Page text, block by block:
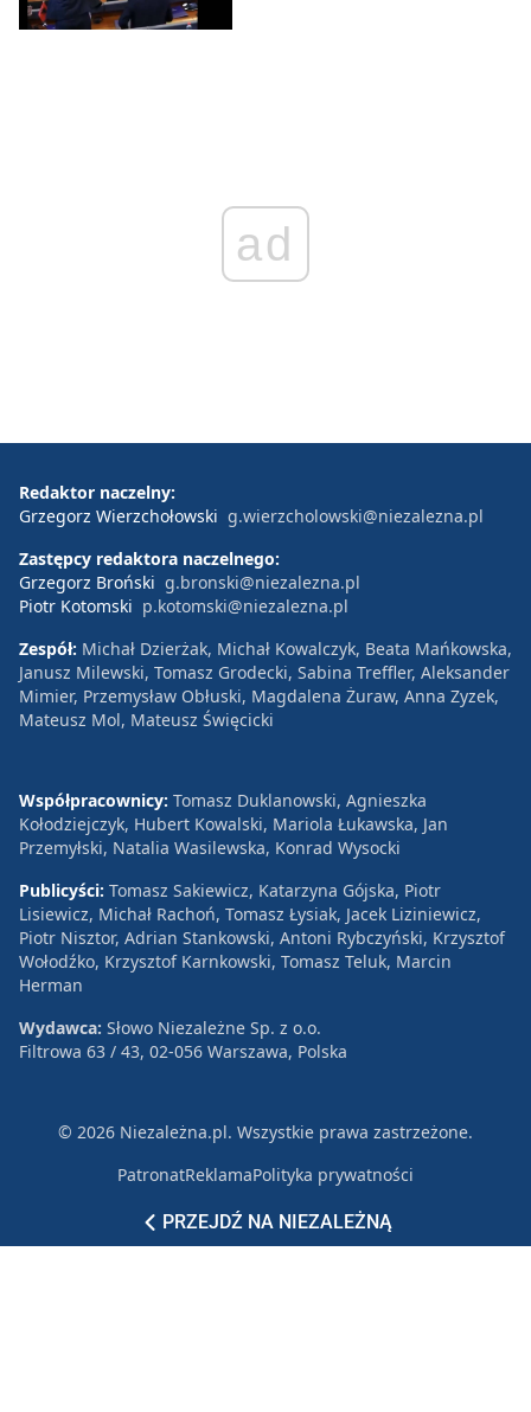
ad
PRZEJDŹ NA NIEZALEŻNĄ
Redaktor naczelny:
Grzegorz Wierzchołowski g.wierzcholowski@niezalezna.pl
Zastępcy redaktora naczelnego:
Grzegorz Broński g.bronski@niezalezna.pl
Piotr Kotomski p.kotomski@niezalezna.pl
Zespół: Michał Dzierżak, Michał Kowalczyk, Beata Mańkowska,
Janusz Milewski, Tomasz Grodecki, Sabina Treffler, Aleksander
Mimier, Przemysław Obłuski, Magdalena Żuraw, Anna Zyzek,
Mateusz Mol, Mateusz Święcicki
Współpracownicy: Tomasz Duklanowski, Agnieszka
Kołodziejczyk, Hubert Kowalski, Mariola Łukawska, Jan
Przemyłski, Natalia Wasilewska, Konrad Wysocki
Publicyści: Tomasz Sakiewicz, Katarzyna Gójska, Piotr
Lisiewicz, Michał Rachoń, Tomasz Łysiak, Jacek Liziniewicz,
Piotr Nisztor, Adrian Stankowski, Antoni Rybczyński, Krzysztof
Wołodźko, Krzysztof Karnkowski, Tomasz Teluk, Marcin
Herman
Wydawca: Słowo Niezależne Sp. z o.o.
Filtrowa 63 / 43, 02-056 Warszawa, Polska
© 2026 Niezależna.pl. Wszystkie prawa zastrzeżone.
PatronatReklamaPolityka prywatności